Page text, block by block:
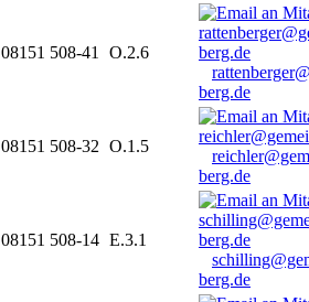
08151 508-41
O.2.6
berg.de
08151 508-32 O.1.5
berg.de
08151 508-14 E.3.1
berg.de